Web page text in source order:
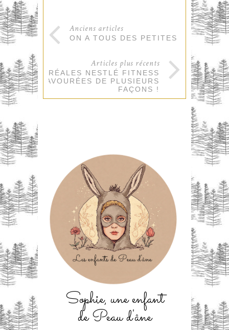
Anciens articles
ON A TOUS DES PETITES JOIES !
Articles plus récents
MES CÉRÉALES NESTLÉ FITNESS
SAVOURÉES DE PLUSIEURS
FAÇONS !
Sophie, une enfant
de Peau d'âne